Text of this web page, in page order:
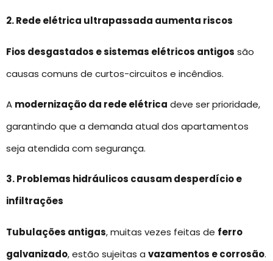
2. Rede elétrica ultrapassada aumenta riscos
Fios desgastados e sistemas elétricos antigos são
causas comuns de curtos-circuitos e incêndios.
A modernização da rede elétrica deve ser prioridade,
garantindo que a demanda atual dos apartamentos
seja atendida com segurança.
3. Problemas hidráulicos causam desperdício e
infiltrações
Tubulações antigas, muitas vezes feitas de ferro
galvanizado, estão sujeitas a vazamentos e corrosão.